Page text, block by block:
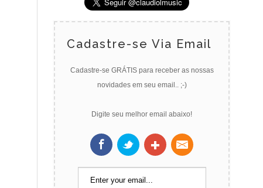
Cadastre-se Via Email
Cadastre-se GRÁTIS para receber as nossas
novidades em seu email.. ;-)
Digite seu melhor email abaixo!